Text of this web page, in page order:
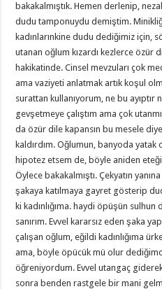
bakakalmıştık. Hemen derlenip,
dudu tamponuydu demiştim.
kadınlarınkine dudu dediğimiz için,
utanan oğlum kızardı kezlerce özür
hakikatinde. Cinsel mevzuları çok
ama vaziyeti anlatmak artık koşul
surattan kullanıyorum, ne bu ayıptır
gevşetmeye çalıştım ama çok
da özür dile kapansın bu mesele
kaldırdım. Oğlumun, banyoda
hipotez etsem de, böyle aniden
Öylece bakakalmıştı. Çekyatın
şakaya katılmaya gayret gösterip
ki kadınlığıma. haydi öpüşün
sanırım. Evvel kararsız eden şaka
çalışan oğlum, eğildi kadınlığıma
ama, böyle öpücük mü olur
öğreniyordum. Evvel utangaç
sonra benden rastgele bir mani